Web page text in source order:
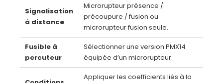
Signalisation
à distance
Microrupteur présence /
précoupure / fusion ou
microrupteur fusion seule.
Fusible à
percuteur
Sélectionner une version PMX14
équipée d’un microrupteur.
Appliquer les coefficients liés à la